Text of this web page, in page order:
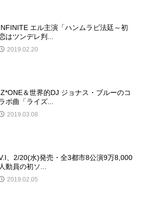
エル主演「ハンムラビ法廷～初
はツンデレ判...
2019.02.20
＆世界的DJ ジョナス・ブルーのコ
ボ曲「ライズ...
2019.03.08
、2/20(水)発売・全3都市8公演9万8,000
人動員の初ソ...
2019.02.05